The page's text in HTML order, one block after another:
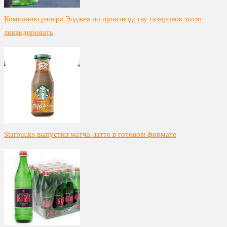
Компанию рэпера Элджея по производству газировок хотят
ликвидировать
Starbucks выпустил матча-латте в готовом формате